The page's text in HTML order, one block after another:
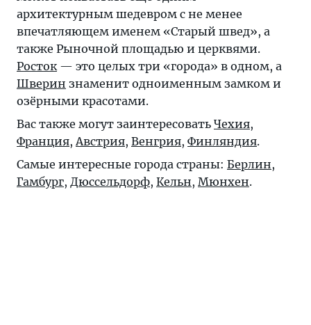
архитектурным шедевром с не менее
впечатляющем именем «Старый швед», а
также Рыночной площадью и церквями.
Росток — это целых три «города» в одном, а
Шверин знаменит одноименным замком и
озёрными красотами.
Вас также могут заинтересовать Чехия,
Франция, Австрия, Венгрия, Финляндия.
Самые интересные города страны: Берлин,
Гамбург, Дюссельдорф, Кельн, Мюнхен.